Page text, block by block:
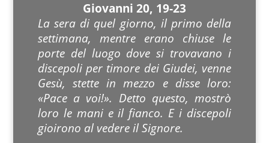
Giovanni 20, 19-23
La sera di quel giorno, il primo della
settimana, mentre erano chiuse le
porte del luogo dove si trovavano i
discepoli per timore dei Giudei, venne
Gesù, stette in mezzo e disse loro:
«Pace a voi!». Detto questo, mostrò
loro le mani e il fianco. E i discepoli
gioirono al vedere il Signore.